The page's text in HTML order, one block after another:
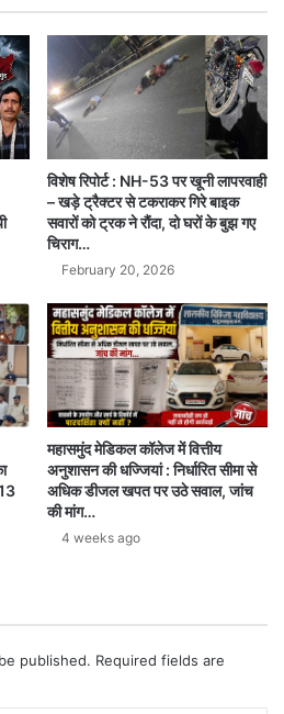
विशेष रिपोर्ट : NH-53 पर खूनी लापरवाही
– खड़े ट्रैक्टर से टकराकर गिरे बाइक
सवारों को ट्रक ने रौंदा, दो घरों के बुझ गए
चिराग…
February 20, 2026
महासमुंद मेडिकल कॉलेज में वित्तीय
अनुशासन की धज्जियां : निर्धारित सीमा से
अधिक डीजल खपत पर उठे सवाल, जांच
की मांग…
4 weeks ago
published. Required fields are